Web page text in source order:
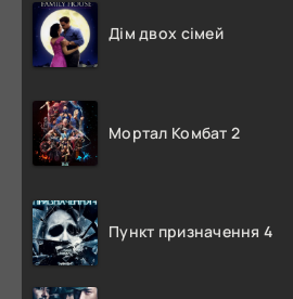
Дім двох сімей
Мортал Комбат 2
Пункт призначення 4